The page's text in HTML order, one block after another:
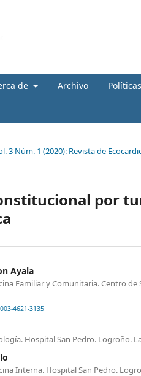
de Archivo
3 Núm. 1 (2020): Revista de
por
Ayala
Familiar y Comunitaria. Centro de
4621-3135
Hospital San Pedro. Logroño.
Interna. Hospital San Pedro.